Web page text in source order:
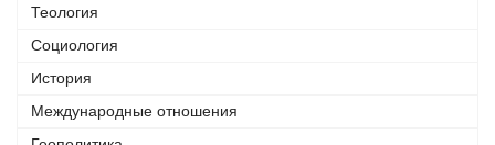
Теология
Социология
История
Международные отношения